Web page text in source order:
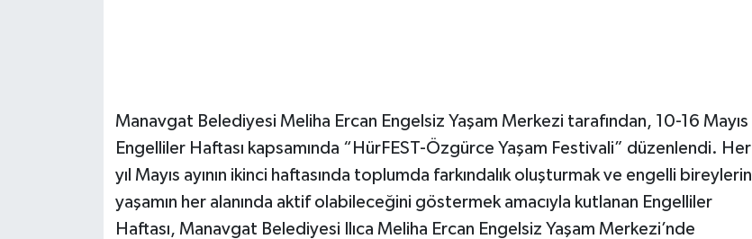
Manavgat Belediyesi Meliha Ercan Engelsiz Yaşam Merkezi tarafından, 10-16 Mayıs
Engelliler Haftası kapsamında “HürFEST-Özgürce Yaşam Festivali” düzenlendi. Her
yıl Mayıs ayının ikinci haftasında toplumda farkındalık oluşturmak ve engelli bireylerin
yaşamın her alanında aktif olabileceğini göstermek amacıyla kutlanan Engelliler
Haftası, Manavgat Belediyesi Ilıca Meliha Ercan Engelsiz Yaşam Merkezi’nde